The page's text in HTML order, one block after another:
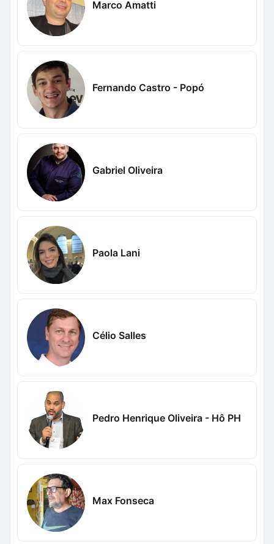
Marco Amatti
Fernando Castro - Popó
Gabriel Oliveira
Paola Lani
Célio Salles
Pedro Henrique Oliveira - Hô PH
Max Fonseca